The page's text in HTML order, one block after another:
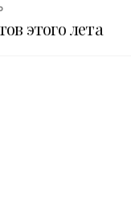
этого лета